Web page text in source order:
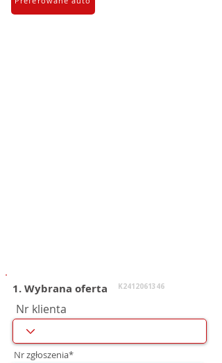
1. Wybrana oferta K2412061346
Nr klienta
Nr zgłoszenia*